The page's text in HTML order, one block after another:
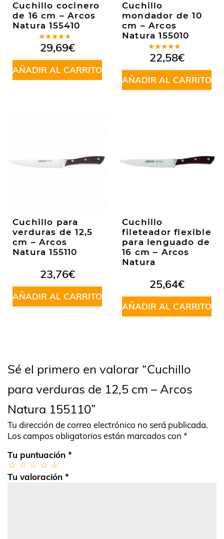
Cuchillo cocinero
de 16 cm – Arcos
Natura 155410
Valorado
en5.00de
5
29,69€
AÑADIR AL CARRITO
Cuchillo
mondador de 10
cm – Arcos
Natura 155010
Valorado
en5.00de
5
22,58€
AÑADIR AL CARRITO
Cuchillo para
verduras de 12,5
cm – Arcos
Natura 155110
23,76€
AÑADIR AL CARRITO
Cuchillo
fileteador flexible
para lenguado de
16 cm – Arcos
Natura
25,64€
AÑADIR AL CARRITO
Sé el primero en valorar “Cuchillo
para verduras de 12,5 cm – Arcos
Natura 155110”
Tu dirección de correo electrónico no será publicada.
Los campos obligatorios están marcados con *
Tu puntuación *
Tu valoración *